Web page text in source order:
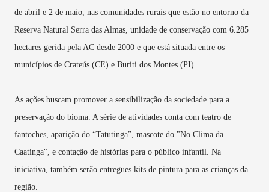
de abril e 2 de maio, nas comunidades rurais que estão no entorno da
Reserva Natural Serra das Almas, unidade de conservação com 6.285
hectares gerida pela AC desde 2000 e que está situada entre os
municípios de Crateús (CE) e Buriti dos Montes (PI).
As ações buscam promover a sensibilização da sociedade para a
preservação do bioma. A série de atividades conta com teatro de
fantoches, aparição do “Tatutinga”, mascote do "No Clima da
Caatinga", e contação de histórias para o público infantil. Na
iniciativa, também serão entregues kits de pintura para as crianças da
região.